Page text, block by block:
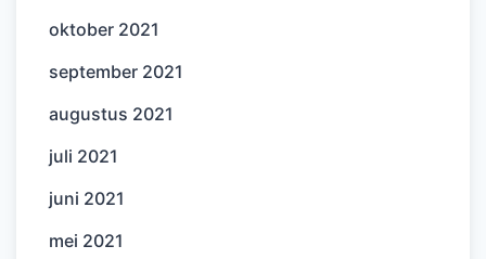
oktober 2021
september 2021
augustus 2021
juli 2021
juni 2021
mei 2021